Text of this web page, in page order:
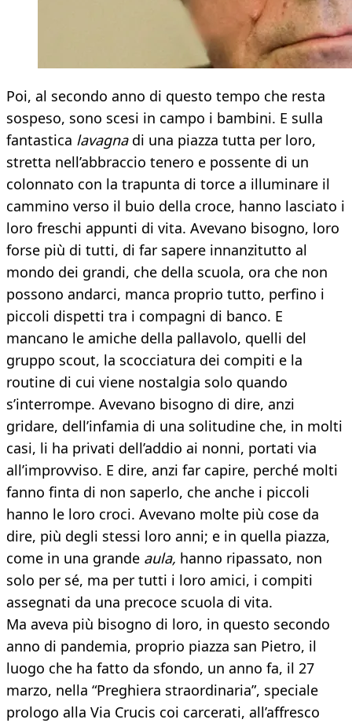
Poi, al secondo anno di questo tempo che resta
sospeso, sono scesi in campo i bambini. E sulla
fantastica lavagnadi una piazza tutta per loro,
stretta nell’abbraccio tenero e possente di un
colonnato con la trapunta di torce a illuminare il
cammino verso il buio della croce, hanno lasciato i
loro freschi appunti di vita. Avevano bisogno, loro
forse più di tutti, di far sapere innanzitutto al
mondo dei grandi, che della scuola, ora che non
possono andarci, manca proprio tutto, perfino i
piccoli dispetti tra i compagni di banco. E
mancano le amiche della pallavolo, quelli del
gruppo scout, la scocciatura dei compiti e la
routine di cui viene nostalgia solo quando
s’interrompe. Avevano bisogno di dire, anzi
gridare, dell’infamia di una solitudine che, in molti
casi, li ha privati dell’addio ai nonni, portati via
all’improvviso. E dire, anzi far capire, perché molti
fanno finta di non saperlo, che anche i piccoli
hanno le loro croci. Avevano molte più cose da
dire, più degli stessi loro anni; e in quella piazza,
come in una grande aula, hanno ripassato, non
solo per sé, ma per tutti i loro amici, i compiti
assegnati da una precoce scuola di vita.
Ma aveva più bisogno di loro, in questo secondo
anno di pandemia, proprio piazza san Pietro, il
luogo che ha fatto da sfondo, un anno fa, il 27
marzo, nella “Preghiera straordinaria”, speciale
prologo alla Via Crucis coi carcerati, all’affresco